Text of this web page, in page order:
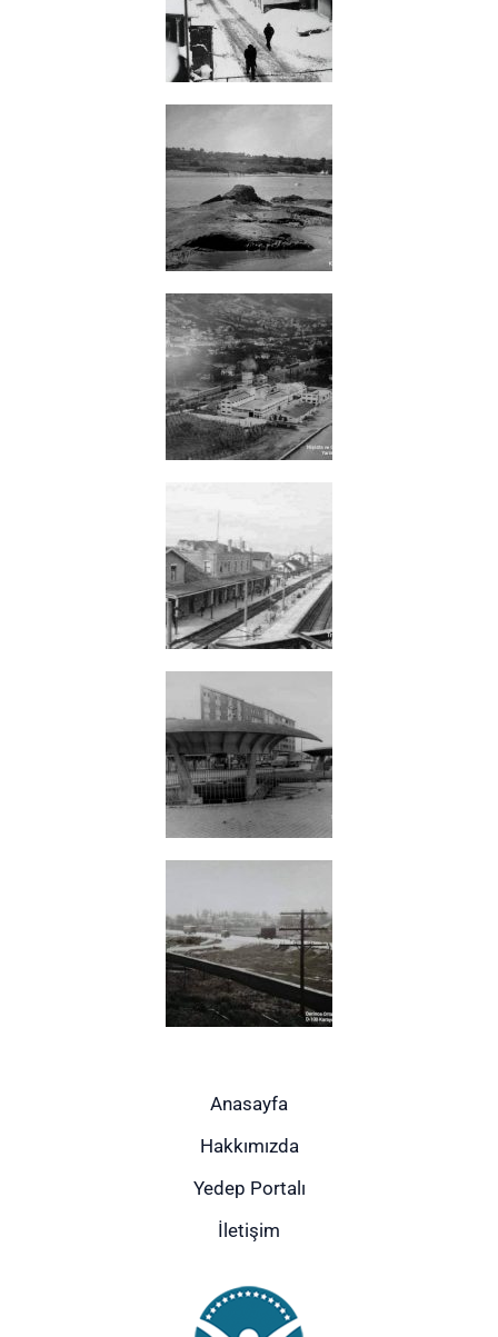
Anasayfa
Hakkımızda
Yedep Portalı
İletişim